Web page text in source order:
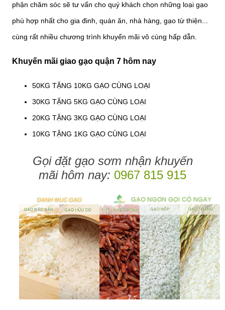
phận chăm sóc sẽ tư vấn cho quý khách chọn những loại gạo
phù hợp nhất cho gia đinh, quán ăn, nhà hàng, gạo từ thiện...
cùng rất nhiều chương trình khuyến mãi vô cùng hấp dẫn.
Khuyến mãi giao gạo quận 7 hôm nay
50KG TẶNG 10KG GẠO CÙNG LOẠI
30KG TẶNG 5KG GẠO CÙNG LOẠI
20KG TẶNG 3KG GẠO CÙNG LOẠI
10KG TẶNG 1KG GẠO CÙNG LOẠI
Gọi đặt gạo sơm nhận khuyến
mãi hôm nay: 0967 815 915